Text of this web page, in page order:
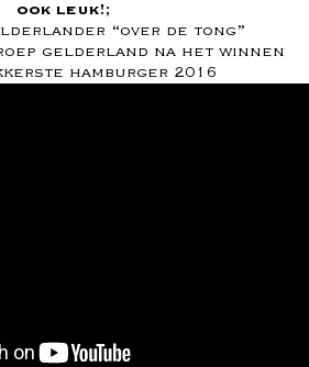
ook leuk!;
“over de tong”
gelderland na het winnen
hamburger 2016